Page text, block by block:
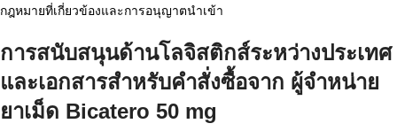
กฎหมายที่เกี่ยวข้องและการอนุญาตนำเข้า
การสนับสนุนด้านโลจิสติกส์ระหว่างประเทศ
และเอกสารสำหรับคำสั่งซื้อจาก ผู้จำหน่าย
ยาเม็ด Bicatero 50 mg